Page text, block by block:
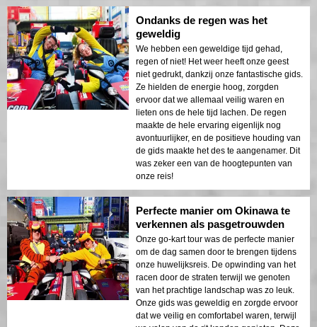
Ondanks de regen was het
geweldig
We hebben een geweldige tijd gehad,
regen of niet! Het weer heeft onze geest
niet gedrukt, dankzij onze fantastische gids.
Ze hielden de energie hoog, zorgden
ervoor dat we allemaal veilig waren en
lieten ons de hele tijd lachen. De regen
maakte de hele ervaring eigenlijk nog
avontuurlijker, en de positieve houding van
de gids maakte het des te aangenamer. Dit
was zeker een van de hoogtepunten van
onze reis!
Perfecte manier om Okinawa te
verkennen als pasgetrouwden
Onze go-kart tour was de perfecte manier
om de dag samen door te brengen tijdens
onze huwelijksreis. De opwinding van het
racen door de straten terwijl we genoten
van het prachtige landschap was zo leuk.
Onze gids was geweldig en zorgde ervoor
dat we veilig en comfortabel waren, terwijl